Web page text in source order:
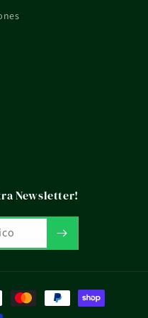
lactancia, piel
consultarlo con un
oficial del fabricante.
Newsletter!